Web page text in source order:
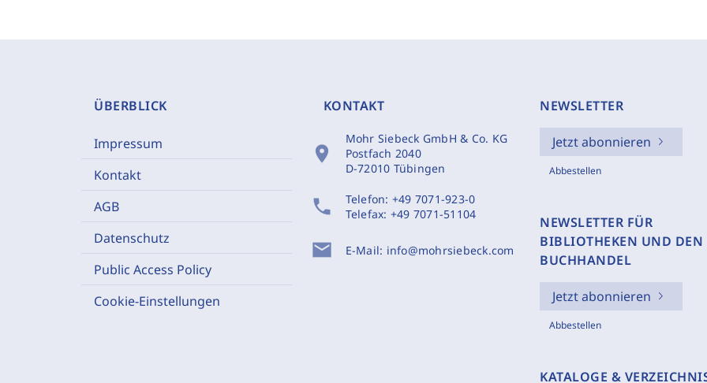
ÜBERBLICK
Impressum
Kontakt
AGB
Datenschutz
Public Access Policy
Cookie-Einstellungen
KONTAKT
location_on
Mohr Siebeck GmbH & Co. KG
Postfach 2040
D-72010 Tübingen
phone Telefon: +49 7071-923-0
Telefax: +49 7071-51104
mail E-Mail: info@mohrsiebeck.com
NEWSLETTER
Jetzt abonnieren
Abbestellen
NEWSLETTER FÜR
BIBLIOTHEKEN UND DEN
BUCHHANDEL
Jetzt abonnieren
Abbestellen
KATALOGE &